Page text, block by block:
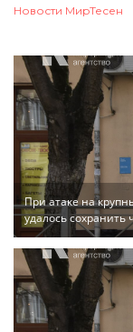
Новости МирТесен
При атаке на
удалось сохранить